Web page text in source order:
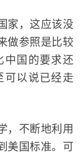
，这应该没
做参照是比较
中国的要求还
可以说已经走
不断地利用
美国标准。可